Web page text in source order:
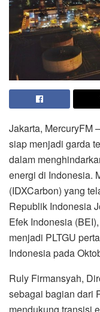
Jakarta, MercuryFM
siap menjadi garda
dalam
energi di Indonesia.
(IDXCarbon) yang
Republik Indonesia
Efek Indonesia
menjadi PLTGU
Indonesia pada
Ruly Firmansyah,
sebagai bagian dari
mendukung transisi